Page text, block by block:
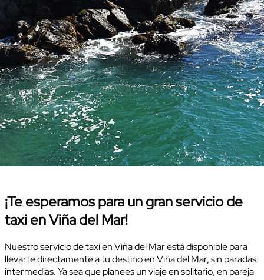
¡Te esperamos para un gran servicio de
taxi en Viña del Mar!
Nuestro servicio de taxi en Viña del Mar está disponible para
llevarte directamente a tu destino en Viña del Mar, sin paradas
intermedias. Ya sea que planees un viaje en solitario, en pareja